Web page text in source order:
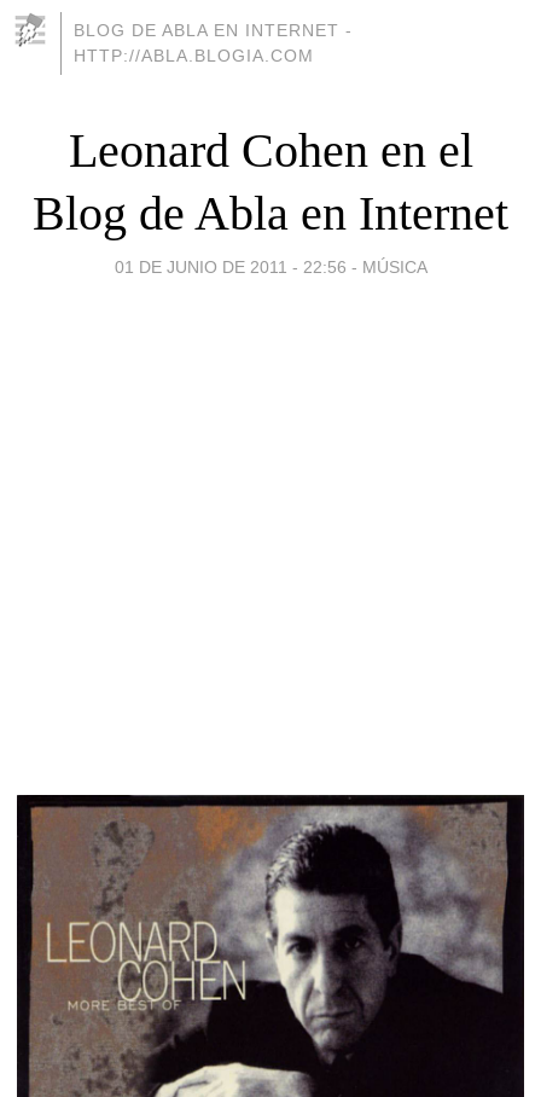
BLOG DE ABLA EN INTERNET -
HTTP://ABLA.BLOGIA.COM
Leonard Cohen en el
Blog de Abla en Internet
01 DE JUNIO DE 2011 - 22:56 - MÚSICA